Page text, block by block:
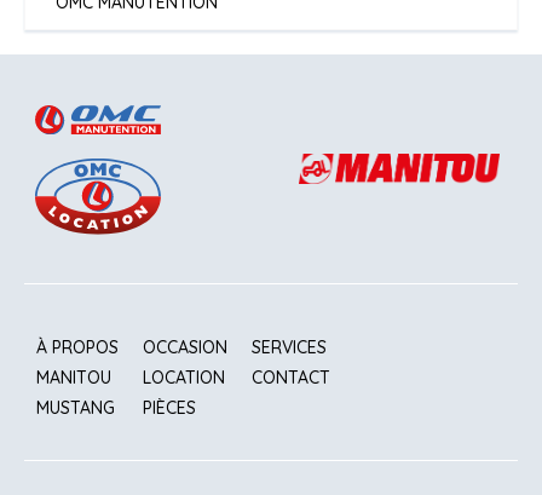
À PROPOS
MANITOU
MUSTANG
OCCASION
LOCATION
PIÈCES
SERVICES
CONTACT